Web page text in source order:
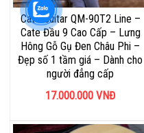
Cate Guitar QM-90T2 Line –
Cate Đầu 9 Cao Cấp – Lưng
Hông Gỗ Gụ Đen Châu Phi –
Đẹp số 1 tầm giá – Dành cho
người đẳng cấp
17.000.000 VNĐ